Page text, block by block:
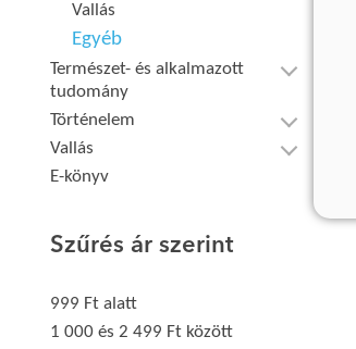
Vallás
Egyéb
Természet- és alkalmazott
tudomány
Történelem
Vallás
E-könyv
Szűrés ár szerint
999 Ft alatt
1 000 és 2 499 Ft között